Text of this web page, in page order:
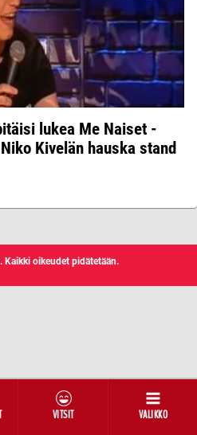
VITSIT VALIKKO
lukea Me Naiset -
Kivelän hauska stand
Kaikki oikeudet pidätetään.